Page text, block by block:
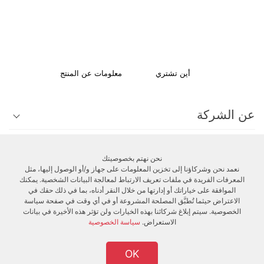
أين تشتري معلومات عن المنتج
عن الشركة
الزبائن
نحن نهتم بخصوصيتك
نعمد نحن وشركاؤنا إلى تخزين المعلومات على جهاز و/أو الوصول إليها، مثل
المعرفات الفريدة في ملفات تعريف الارتباط لمعالجة البيانات الشخصية. يمكنك
الموافقة على خياراتك أو إدارتها من خلال النقر أدناه، بما في ذلك حقك في
الاعتراض حيثما تُطبَّق المصلحة المشروعة أو في أي وقت في صفحة سياسة
الخصوصية. سيتم إبلاغ شركائنا بهذه الخيارات ولن تؤثر هذه الأخيرة في بيانات
الاستعراض. سياسة الخصوصية
OK